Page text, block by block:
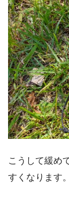
こうして緩め
すくなります。